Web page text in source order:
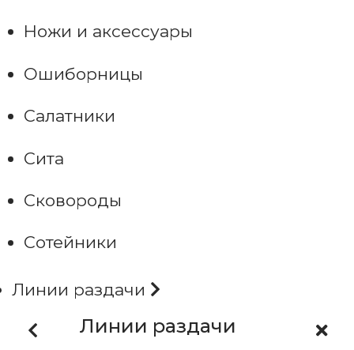
Ножи и аксессуары
Ошиборницы
Салатники
Сита
Сковороды
Сотейники
Линии раздачи
Линии раздачи